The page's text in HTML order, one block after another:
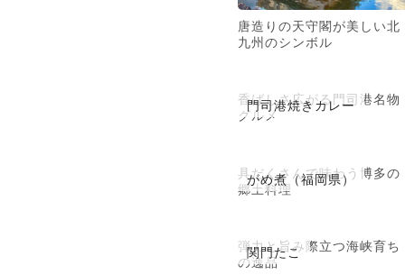
唐造りの天守閣が美しい北
九州のシンボル
門司港焼きカレー
香ばしさ広がる門司港名物
グルメ
がめ煮（福岡県）
具だくさんで味わう博多の
郷土料理
関門たこ
弾力と旨み際立つ海峡育ち
の逸品